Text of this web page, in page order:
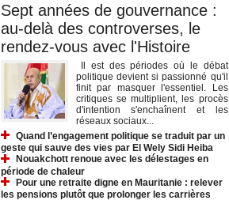
Sept années de gouvernance :
au-delà des controverses, le
rendez-vous avec l'Histoire
Il est des périodes où le débat
politique devient si passionné qu'il
finit par masquer l'essentiel. Les
critiques se multiplient, les procès
d'intention s'enchaînent et les
réseaux sociaux...
Quand l’engagement politique se traduit par un
geste qui sauve des vies par El Wely Sidi Heiba
Nouakchott renoue avec les délestages en
période de chaleur
Pour une retraite digne en Mauritanie : relever
les pensions plutôt que prolonger les carrières